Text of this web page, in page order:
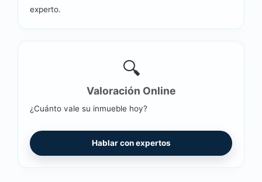
experto.
🔍
Valoración Online
¿Cuánto vale su inmueble hoy?
Hablar con expertos